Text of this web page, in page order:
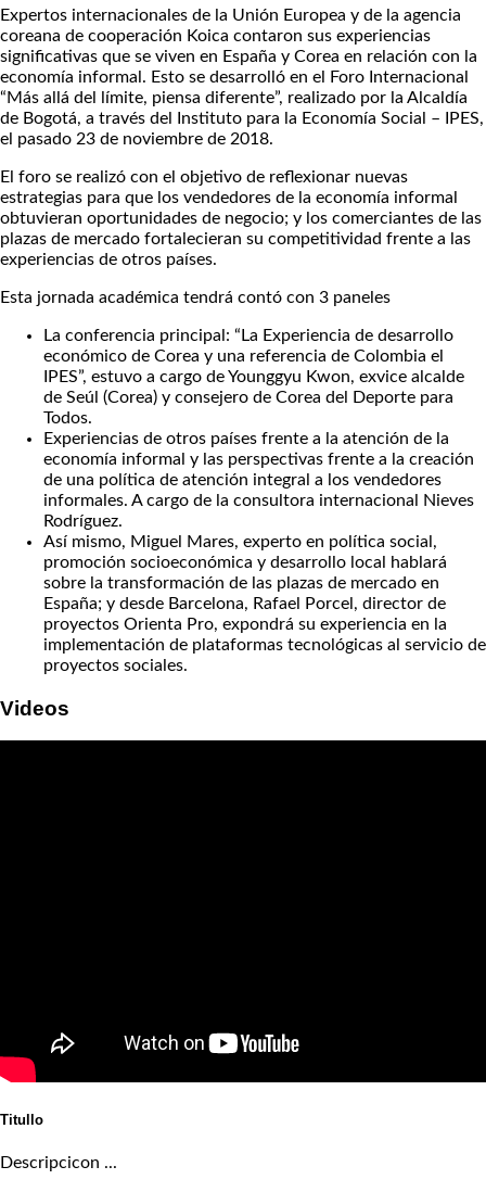
Expertos internacionales de la Unión Europea y de la agencia
coreana de cooperación Koica contaron sus experiencias
significativas que se viven en España y Corea en relación con la
economía informal. Esto se desarrolló en el Foro Internacional
“Más allá del límite, piensa diferente”, realizado por la Alcaldía
de Bogotá, a través del Instituto para la Economía Social – IPES,
el pasado 23 de noviembre de 2018.
El foro se realizó con el objetivo de reflexionar nuevas
estrategias para que los vendedores de la economía informal
obtuvieran oportunidades de negocio; y los comerciantes de las
plazas de mercado fortalecieran su competitividad frente a las
experiencias de otros países.
Esta jornada académica tendrá contó con 3 paneles
La conferencia principal: “La Experiencia de desarrollo
económico de Corea y una referencia de Colombia el
IPES”, estuvo a cargo de Younggyu Kwon, exvice alcalde
de Seúl (Corea) y consejero de Corea del Deporte para
Todos.
Experiencias de otros países frente a la atención de la
economía informal y las perspectivas frente a la creación
de una política de atención integral a los vendedores
informales. A cargo de la consultora internacional Nieves
Rodríguez.
Así mismo, Miguel Mares, experto en política social,
promoción socioeconómica y desarrollo local hablará
sobre la transformación de las plazas de mercado en
España; y desde Barcelona, Rafael Porcel, director de
proyectos Orienta Pro, expondrá su experiencia en la
implementación de plataformas tecnológicas al servicio de
proyectos sociales.
Videos
Titullo
Descripcicon ...